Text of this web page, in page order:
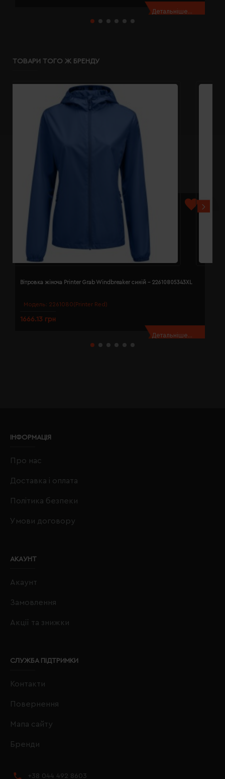
Детальніше...
ТОВАРИ ТОГО Ж БРЕНДУ
Модель: 2261080(Printer Red)
Вітровка жіноча Printer Grab Windbreaker синій - 22610805343XL
1666.13 грн
Детальніше...
ІНФОРМАЦІЯ
Про нас
Доставка і оплата
Політика безпеки
Умови договору
АКАУНТ
Акаунт
Замовлення
Акції та знижки
СЛУЖБА ПІДТРИМКИ
Контакти
Повернення
Мапа сайту
Бренди
+38 044 492 8603